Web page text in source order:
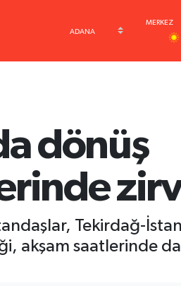
dönüş
Tekirdağ-
akşam saatlerinde